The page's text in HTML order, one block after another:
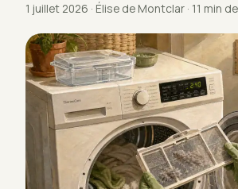
1 juillet 2026 · Élise de Montclar · 11 min